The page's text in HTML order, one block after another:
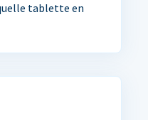
tablette en